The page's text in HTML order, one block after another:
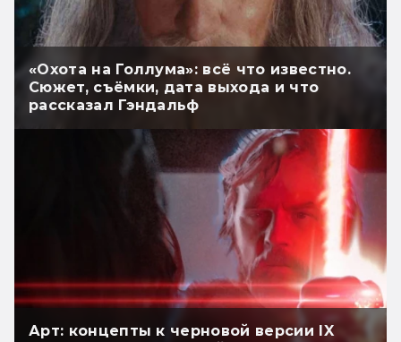
«Охота на Голлума»: всё что известно.
Сюжет, съёмки, дата выхода и что
рассказал Гэндальф
Арт: концепты к черновой версии IX